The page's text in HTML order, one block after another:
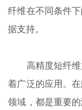
纤维在不同条件
据支持。
高精度短纤维
着广泛的应用。
领域，都是重要